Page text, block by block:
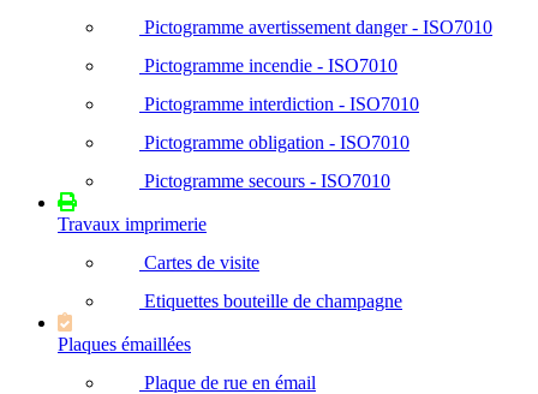
Pictogramme avertissement danger - ISO7010
Pictogramme incendie - ISO7010
Pictogramme interdiction - ISO7010
Pictogramme obligation - ISO7010
Pictogramme secours - ISO7010
Travaux imprimerie
Cartes de visite
Etiquettes bouteille de champagne
Plaques émaillées
Plaque de rue en émail